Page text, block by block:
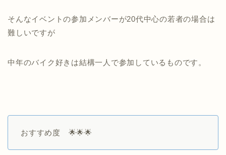
そんなイベントの参加メンバーが20代中心の若者の場合は
難しいですが
中年のバイク好きは結構一人で参加しているものです。
おすすめ度 🌟🌟🌟